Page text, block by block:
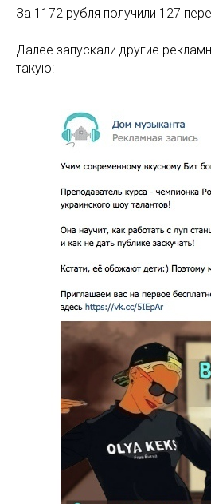
За 1172 рубля получили 127
Далее запускали другие
такую: